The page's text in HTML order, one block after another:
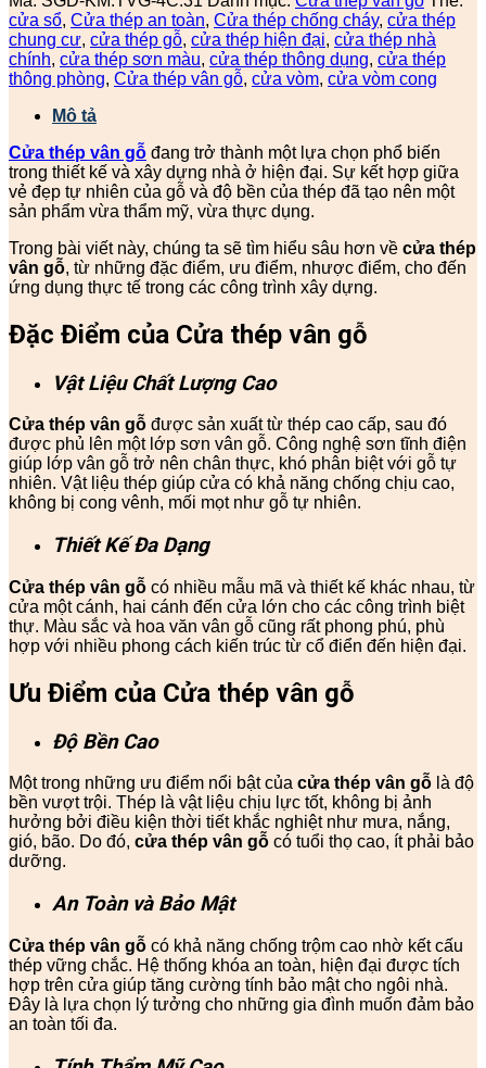
cửa sổ, Cửa thép an toàn, Cửa thép chống cháy, cửa thép
chung cư, cửa thép gỗ, cửa thép hiện đại, cửa thép nhà
chính, cửa thép sơn màu, cửa thép thông dụng, cửa thép
thông phòng, Cửa thép vân gỗ, cửa vòm, cửa vòm cong
Mô tả
Cửa thép vân gỗ đang trở thành một lựa chọn phổ biến
trong thiết kế và xây dựng nhà ở hiện đại. Sự kết hợp giữa
vẻ đẹp tự nhiên của gỗ và độ bền của thép đã tạo nên một
sản phẩm vừa thẩm mỹ, vừa thực dụng.
Trong bài viết này, chúng ta sẽ tìm hiểu sâu hơn về cửa thép
vân gỗ, từ những đặc điểm, ưu điểm, nhược điểm, cho đến
ứng dụng thực tế trong các công trình xây dựng.
Đặc Điểm của Cửa thép vân gỗ
Vật Liệu Chất Lượng Cao
Cửa thép vân gỗ được sản xuất từ thép cao cấp, sau đó
được phủ lên một lớp sơn vân gỗ. Công nghệ sơn tĩnh điện
giúp lớp vân gỗ trở nên chân thực, khó phân biệt với gỗ tự
nhiên. Vật liệu thép giúp cửa có khả năng chống chịu cao,
không bị cong vênh, mối mọt như gỗ tự nhiên.
Thiết Kế Đa Dạng
Cửa thép vân gỗ có nhiều mẫu mã và thiết kế khác nhau, từ
cửa một cánh, hai cánh đến cửa lớn cho các công trình biệt
thự. Màu sắc và hoa văn vân gỗ cũng rất phong phú, phù
hợp với nhiều phong cách kiến trúc từ cổ điển đến hiện đại.
Ưu Điểm của Cửa thép vân gỗ
Độ Bền Cao
Một trong những ưu điểm nổi bật của cửa thép vân gỗ là độ
bền vượt trội. Thép là vật liệu chịu lực tốt, không bị ảnh
hưởng bởi điều kiện thời tiết khắc nghiệt như mưa, nắng,
gió, bão. Do đó, cửa thép vân gỗ có tuổi thọ cao, ít phải bảo
dưỡng.
An Toàn và Bảo Mật
Cửa thép vân gỗ có khả năng chống trộm cao nhờ kết cấu
thép vững chắc. Hệ thống khóa an toàn, hiện đại được tích
hợp trên cửa giúp tăng cường tính bảo mật cho ngôi nhà.
Đây là lựa chọn lý tưởng cho những gia đình muốn đảm bảo
an toàn tối đa.